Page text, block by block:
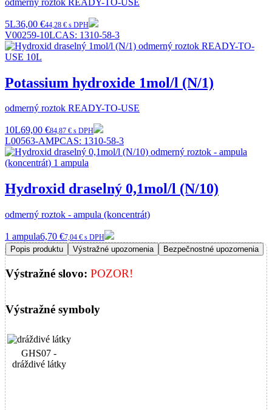
5L36,00 €44,28 € s DPH
V00259-10LCAS: 1310-58-3
Potassium hydroxide 1mol/l (N/1)
odmerný roztok READY-TO-USE
10L69,00 €84,87 € s DPH
L00563-AMPCAS: 1310-58-3
Hydroxid draselný 0,1mol/l (N/10)
odmerný roztok - ampula (koncentrát)
1 ampula6,70 €7,04 € s DPH
Popis produktu Výstražné upozornenia Bezpečnostné upozornenia
Výstražné slovo: POZOR!
Výstražné symboly
GHS07 -
dráždivé látky